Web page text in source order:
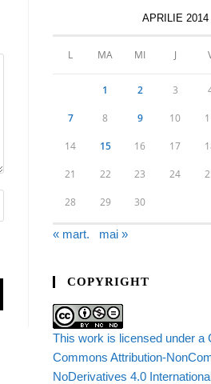
APRILIE 2014
L MA MI J
1 2 3
7 8 9 10
14 15 16 17
21 22 23 24
28 29 30
« mart. mai »
COPYRIGHT
This work is licensed under a
Commons Attribution-
NoDerivatives 4.0